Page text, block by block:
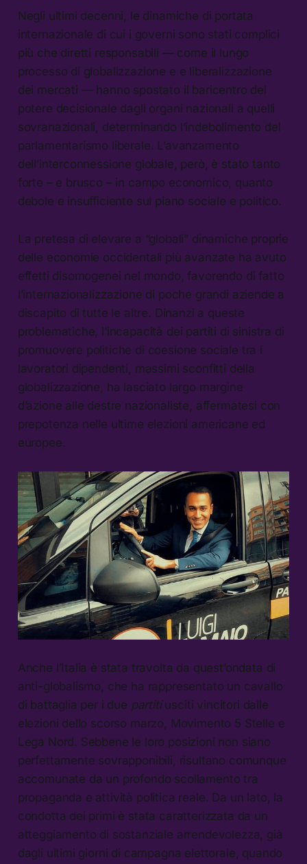
Negli ultimi decenni, le dinamiche di portata
internazionale di cui i governi sono stati complici
più che diretti responsabili — come il lungo
processo di globalizzazione e e liberalizzazione
dei mercati — hanno spostato il baricentro del
potere decisionale dagli organi nazionali a quelli
sovranazionali, determinando l’indebolimento del
parlamentarismo liberale. L’avanzamento
dell’interconnessione globale, però, è stato tanto
forte – e brusco – in campo economico, quanto
debole e insufficiente sul piano sociale e politico.
La pretesa di elevare a “globali” dinamiche proprie
delle economie occidentali più avanzate ha avuto
effetti disomogenei nel mondo, favorendo di fatto
l’internazionalizzazione di poche grandi aziende a
discapito di tutte le altre. Dinanzi a queste
problematiche, l’incapacità dei partiti di sinistra di
promuovere politiche di coesione sociale tra i
lavoratori dipendenti, massimi sconfitti della
globalizzazione, ha lasciato largo margine
d’azione alle destre nazionaliste, affermatesi con
prepotenza nelle ultime elezioni americane ed
europee.
Anche l’Italia è stata travolta da quest’ondata di
anti-globalismo, che ha rappresentato un cavallo
di battaglia per i due partitiusciti vincitori dalle
elezioni dello scorso marzo, Movimento 5 Stelle e
Lega Nord. Sebbene le loro posizioni non siano
perfettamente sovrapponibili, risultano comunque
accomunate da un profondo scollamento tra
propaganda e attività politica reale. Da un lato, la
condotta dei primi è stata caratterizzata da un
atteggiamento di sostanziale arrendevolezza, già
dagli ultimi giorni di campagna elettorale, quando